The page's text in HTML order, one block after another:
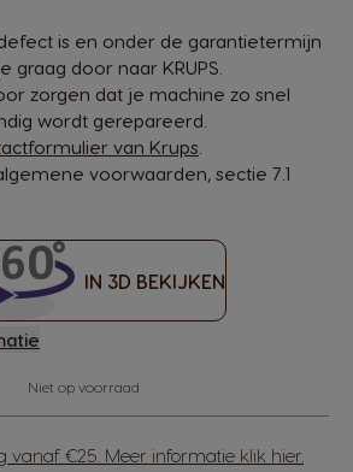
is en onder de garantietermijn
graag door naar KRUPS.
zorgen dat je machine zo snel
wordt gerepareerd.
van Krups
voorwaarden, sectie 7.1
IN 3D BEKIJKEN
Niet op voorraad
vanaf €25. Meer informatie klik hier.